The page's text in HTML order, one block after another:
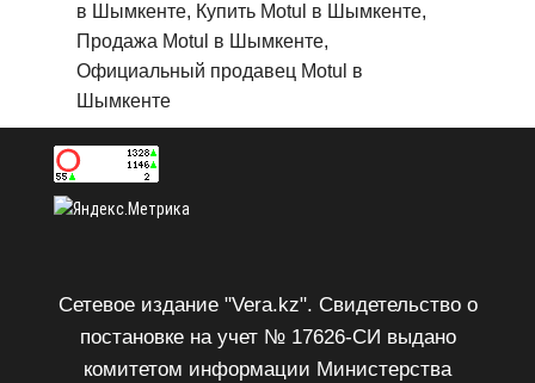
в Шымкенте, Купить Motul в Шымкенте,
Продажа Motul в Шымкенте,
Официальный продавец Motul в
Шымкенте
Сетевое издание "Vera.kz". Свидетельство о
постановке на учет № 17626-СИ выдано
комитетом информации Министерства